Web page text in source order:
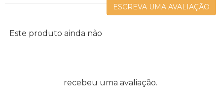
ESCREVA UMA AVALIAÇÃO
Este produto ainda não
recebeu uma avaliação.